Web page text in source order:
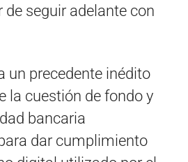
seguir adelante con
un precedente inédito
la cuestión de fondo y
bancaria
dar cumplimiento